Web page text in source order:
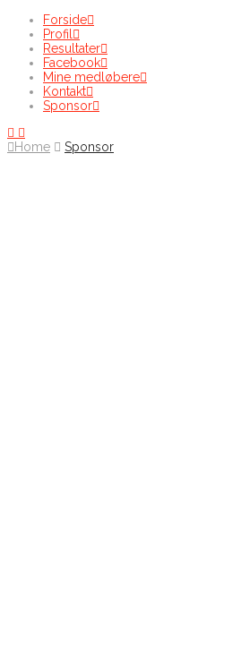
Forside
Profil
Resultater
Facebook
Mine medløbere
Kontakt
Sponsor
Home Sponsor